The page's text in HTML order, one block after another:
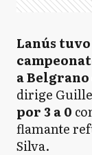
Lanús
a Belgrano
dirige
por 3 a 0
flamante
Silva.